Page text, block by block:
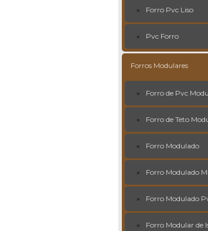
Forro Pvc Liso
Pvc Forro
Forros Modulares
Forro de Pvc
Forro de Teto
Forro Modulado
Forro Modulado
Forro Modulado
Forro Modular de